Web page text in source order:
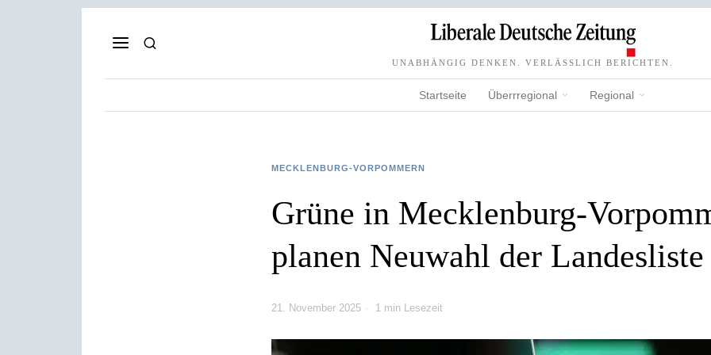
UNABHÄNGIG DENKEN. VERLÄSSLICH BERICHTEN.
Startseite Überrregional Regional
MECKLENBURG-VORPOMMERN
Grüne in Mecklenburg-
planen Neuwahl der Landesliste
21. November 2025 1 min Lesezeit